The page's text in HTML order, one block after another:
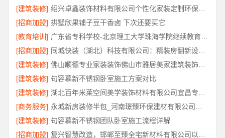
[建筑装修]
绍兴卓鑫装饰材料有限公司个性化家装定制环保优质材料
[招商加盟] 拱墅欣果铺子豆干香卤 下次还要买它
[教育培训]
广东省专科学校-北京理工大学珠海学院继续教育学院
[招商加盟]
同城快装（湖北）科技有限公司：精装房翻新设计零增项
[建筑装修]
佛山顺德专业家装装饰佛山市雅居美家建筑装饰工程有限公司
[建筑装修] 句容慕新不锈钢卧室施工方案对比
[建筑装修]
[商务服务]
[建筑装修] 句容慕新不锈钢团队卧室施工流程详解
[招商加盟]